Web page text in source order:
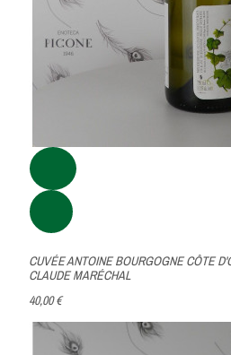
CUVÉE ANTOINE BOURGOGNE CÔTE
CLAUDE MARÉCHAL
40,00 €